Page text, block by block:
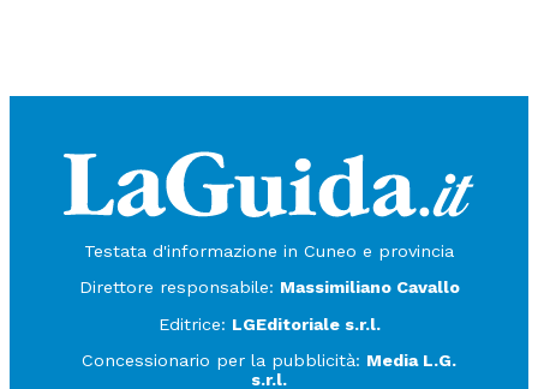
Testata d'informazione in Cuneo e provincia
Direttore responsabile: Massimiliano Cavallo
Editrice: LGEditoriale s.r.l.
Concessionario per la pubblicità: Media L.G.
s.r.l.